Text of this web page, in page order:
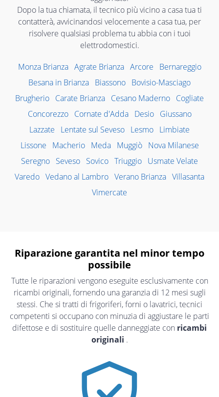
Dopo la tua chiamata, il tecnico più vicino a casa tua ti
contatterà, avvicinandosi velocemente a casa tua, per
risolvere qualsiasi problema tu abbia con i tuoi
elettrodomestici.
Monza Brianza Agrate Brianza Arcore
Bernareggio
Besana in Brianza Biassono Bovisio-Masciago
Brugherio Carate Brianza Cesano Maderno Cogliate
Concorezzo
Cornate d'Adda Desio
Giussano
Lazzate
Lentate sul Seveso Lesmo Limbiate
Lissone
Macherio Meda Muggiò
Nova Milanese
Seregno Seveso Sovico Triuggio Usmate Velate
Varedo Vedano al Lambro Verano Brianza Villasanta
Vimercate
Riparazione garantita nel minor tempo
possibile
Tutte le riparazioni vengono eseguite esclusivamente con
ricambi originali, fornendo una garanzia di 12 mesi sugli
stessi. Che si tratti di frigoriferi, forni o lavatrici, tecnici
competenti si occupano con minuzia di aggiustare le parti
difettose e di sostituire quelle danneggiate con ricambi
originali .